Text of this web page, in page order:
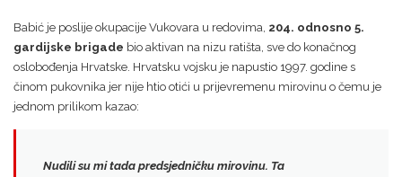
Babić je poslije okupacije Vukovara u redovima, 204. odnosno 5.
gardijske brigade bio aktivan na nizu ratišta, sve do konačnog
oslobođenja Hrvatske. Hrvatsku vojsku je napustio 1997. godine s
činom pukovnika jer nije htio otići u prijevremenu mirovinu o čemu je
jednom prilikom kazao:
Nudili su mi tada predsjedničku mirovinu. Ta